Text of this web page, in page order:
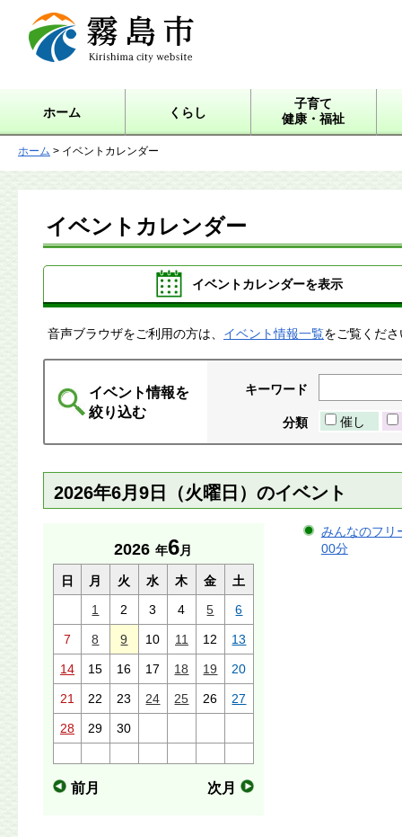
霧島市 Kirishima city
website
ホーム くらし
子育て
健康・福祉
ホーム > イベントカレンダー
イベントカレンダー
イベントカレンダーを表示
音声ブラウザをご利用の方は、 イベント情報一覧をご覧くだ
イベント情報を
絞り込む
キーワード
分類 催し
2026年6月9日（火曜日）のイベント
2026 年6月
日 月 火 水 木 金
土
1
2 3 4 5 6
7 8 9 10 11 12 13
14 15 16 17 18 19 20
21 22 23 24 25 26 27
28 29 30
前月 次月
みんなのフリ
00分